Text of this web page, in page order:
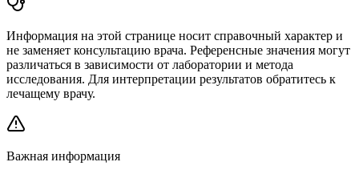
Информация на этой странице носит справочный характер и
не заменяет консультацию врача. Референсные значения могут
различаться в зависимости от лаборатории и метода
исследования. Для интерпретации результатов обратитесь к
лечащему врачу.
Важная информация